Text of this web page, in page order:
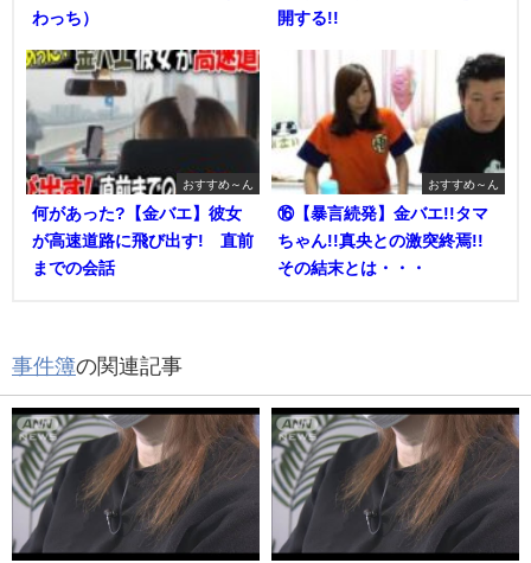
わっち）
開する!!
おすすめ～ん
何があった?【金バエ】彼女
が高速道路に飛び出す! 直前
までの会話
おすすめ～ん
⑯【暴言続発】金バエ!!タマ
ちゃん!!真央との激突終焉!!
その結末とは・・・
事件簿の関連記事